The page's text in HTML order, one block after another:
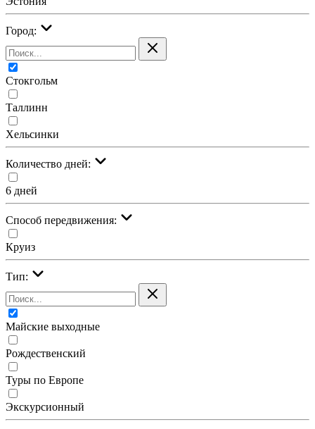
Город:
Стокгольм
Таллинн
Хельсинки
Количество дней:
6 дней
Cпособ передвижения:
Круиз
Тип:
Майские выходные
Рождественский
Туры по Европе
Экскурсионный